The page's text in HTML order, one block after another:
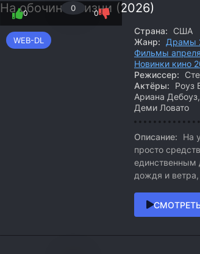
На обочине жизни (2026)
WEB-DL
0
0 0
Страна:
США
Жанр:
Драмы
Фильмы
Новинки кино
Режиссер:
Актёры:
Роуз
Ариана
Деми Ловато
Описание:
На
просто
единственным
дождя и